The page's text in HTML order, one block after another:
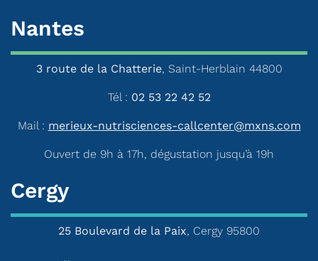
Nantes
3 route de la Chatterie, Saint-Herblain 44800
Tél : 02 53 22 42 52
Mail : merieux-nutrisciences-callcenter@mxns.com
Ouvert de 9h à 17h, dégustation jusqu’à 19h
Cergy
25 Boulevard de la Paix, Cergy 95800